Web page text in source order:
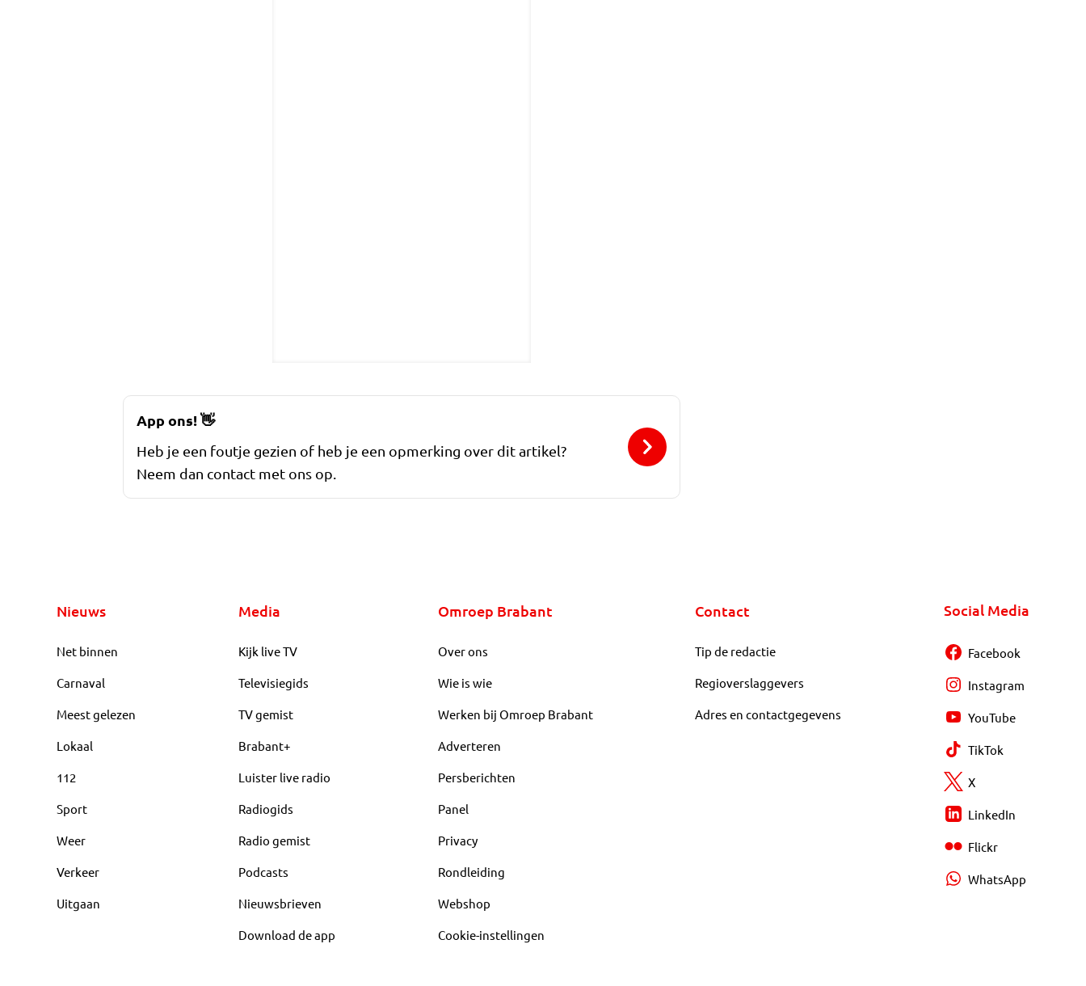
App ons!👋
Heb je een foutje gezien of heb je een opmerking over dit artikel?
Neem dan contact met ons op.
Nieuws
Net binnen
Carnaval
Meest gelezen
Lokaal
112
Sport
Weer
Verkeer
Uitgaan
Media
Kijk live TV
Televisiegids
TV gemist
Brabant+
Luister live radio
Radiogids
Radio gemist
Podcasts
Nieuwsbrieven
Download de app
Omroep Brabant
Over ons
Wie is wie
Werken bij Omroep Brabant
Adverteren
Persberichten
Panel
Privacy
Rondleiding
Webshop
Cookie-instellingen
Contact
Tip de redactie
Regioverslaggevers
Adres en contactgegevens
Social Media
Facebook
Instagram
YouTube
TikTok
X
LinkedIn
Flickr
WhatsApp